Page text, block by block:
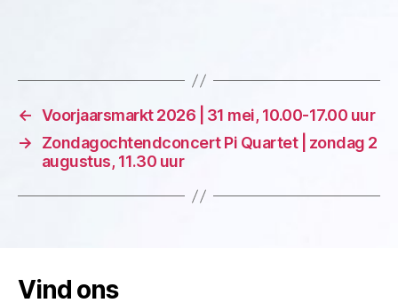
← Voorjaarsmarkt 2026 | 31 mei, 10.00-17.00 uur
→
Zondagochtendconcert Pi Quartet | zondag 2
augustus, 11.30 uur
Vind ons